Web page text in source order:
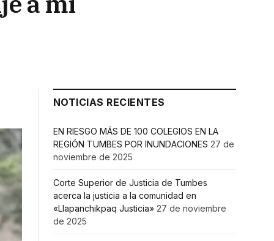
NOTICIAS RECIENTES
EN RIESGO MÁS DE 100 COLEGIOS EN LA
REGIÓN TUMBES POR INUNDACIONES 27 de
noviembre de 2025
Corte Superior de Justicia de Tumbes
acerca la justicia a la comunidad en
«Llapanchikpaq Justicia» 27 de noviembre
de 2025